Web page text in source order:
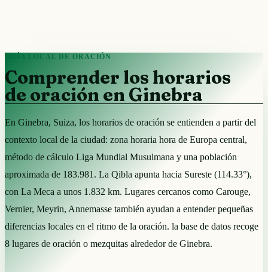
GUÍA LOCAL DE ORACIÓN
Comprender los horarios
de oración en Ginebra
En Ginebra, Suiza, los horarios de oración se entienden a partir del
contexto local de la ciudad: zona horaria hora de Europa central,
método de cálculo Liga Mundial Musulmana y una población
aproximada de 183.981. La Qibla apunta hacia Sureste (114.33°),
con La Meca a unos 1.832 km. Lugares cercanos como Carouge,
Vernier, Meyrin, Annemasse también ayudan a entender pequeñas
diferencias locales en el ritmo de la oración. la base de datos recoge
8 lugares de oración o mezquitas alrededor de Ginebra.